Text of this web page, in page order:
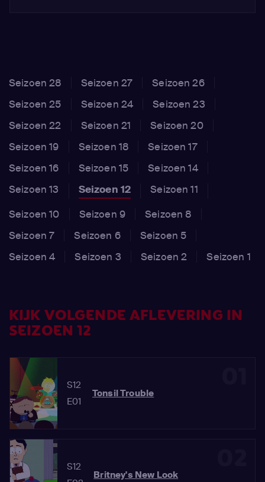
Seizoen 28 Seizoen 27
Seizoen 26
Seizoen 25
Seizoen 24
Seizoen 23
Seizoen 22
Seizoen 21
Seizoen 20
Seizoen 19
Seizoen 18
Seizoen 17
Seizoen 16
Seizoen 15
Seizoen 14
Seizoen 13
Seizoen 12
Seizoen 11
Seizoen 10
Seizoen 9
Seizoen 8
Seizoen 7
Seizoen 6
Seizoen 5
Seizoen 4
Seizoen 3 Seizoen 2 Seizoen 1
KIJK VOLGENDE AFLEVERING IN
SEIZOEN 12
S12
E01
Tonsil Trouble
S12
Britney's New Look